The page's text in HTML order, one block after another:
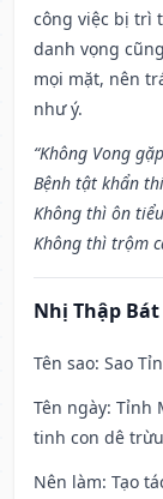
công việc bị trì
danh vọng
mọi mặt, nên
như ý.
“Không Vong
Bệnh tật khẩn
Không thì ôn
Không thì trộm
Nhị Thập Bát
Tên sao: Sao
Tên ngày: Tỉnh
tinh con dê
Nên làm: Tạo